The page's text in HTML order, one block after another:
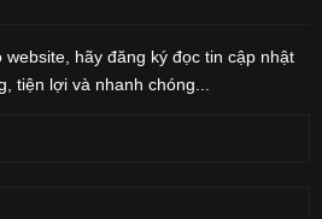
hãy đăng ký đọc tin cập nhật
tiện lợi và nhanh chóng...